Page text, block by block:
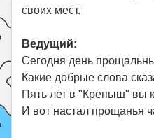
своих мест.
Ведущий:
Сегодня день
Какие добрые слова
Пять лет в "Крепыш" вы
И вот настал прощанья